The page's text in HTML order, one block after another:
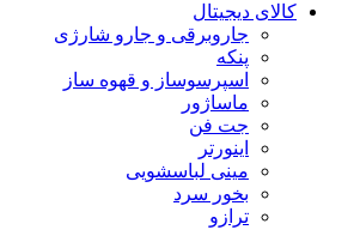
کالای دیجیتال
جاروبرقی و جارو شارژی
پنکه
اسپرسوساز و قهوه ساز
ماساژور
جت فن
اینورتر
مینی لباسشویی
بخور سرد
ترازو